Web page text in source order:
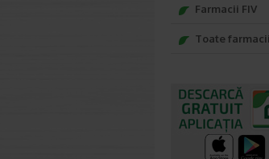
Farmacii FIV
Toate